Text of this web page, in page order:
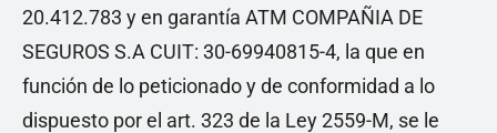
20.412.783 y en garantía ATM COMPAÑIA DE
SEGUROS S.A CUIT: 30-69940815-4, la que en
función de lo peticionado y de conformidad a lo
dispuesto por el art. 323 de la Ley 2559-M, se le